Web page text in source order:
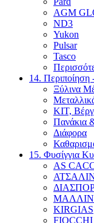
AGM
ND3
Yukon
Pulsar
Tasco
14.
Ξύλινα
ΚΙΤ,
Πανάκια
Διάφορα
15. Φυσίγγια
AS
KIRGIAS
FIOCCHI